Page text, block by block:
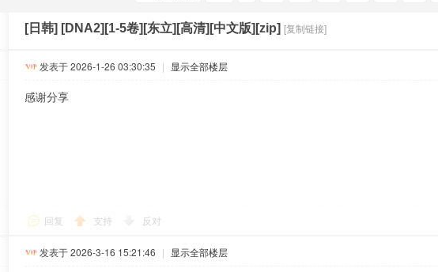
[日韩] [DNA2][1-5卷][东立][高清][中文版][zip] [复制链接]
发表于 2026-1-26 03:30:35 | 显示全部楼层
感谢分享
回复 支持 反对
发表于 2026-3-16 15:21:46 | 显示全部楼层